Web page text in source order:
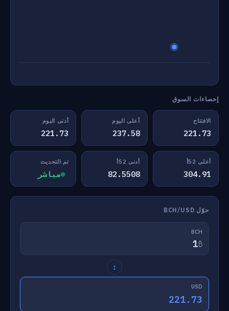
إحصاءات السوق
الافتتاح
221.73
أعلى اليوم
237.58
أدنى اليوم
221.73
أعلى 52أ
304.91
أدنى 52أ
82.5508
تم التحديث
مباشر
حوّل BCH/USD
BCH
₿
↕
USD
221.73